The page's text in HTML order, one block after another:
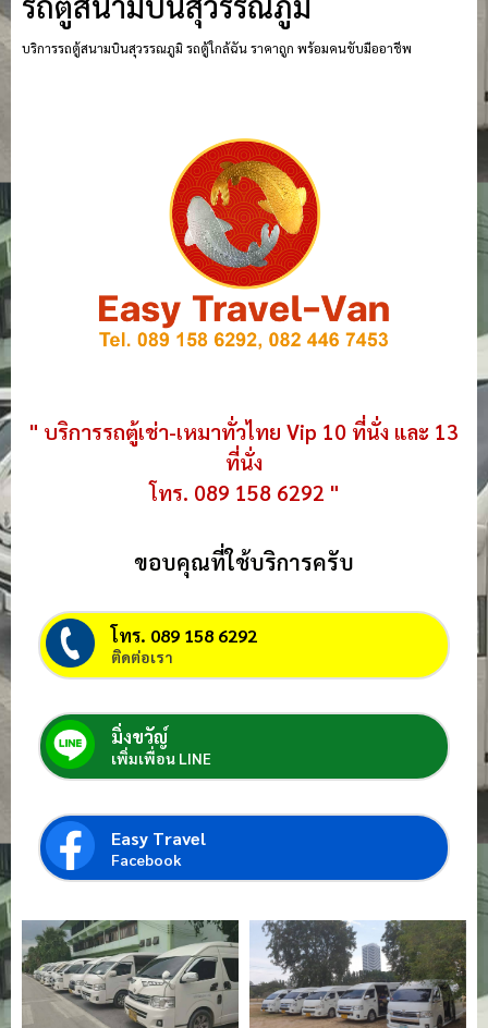
บริการรถตู้สนามบินสุวรรณภูมิ รถตู้ใกล้ฉัน ราคาถูก พร้อมคนขับมืออาชีพ
" บริการรถตู้เช่า-เหมาทั่วไทย Vip 10 ที่นั่ง และ 13
ที่นั่ง
โทร. 089 158 6292 "
ขอบคุณที่ใช้บริการครับ
โทร. 089 158 6292
ติดต่อเรา
มิ่งขวัญ์
เพิ่มเพื่อน LINE
Easy Travel
Facebook